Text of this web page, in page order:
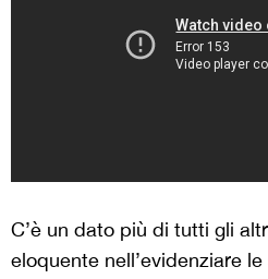
C’è un dato più di tutti gli
eloquente nell’evidenziare